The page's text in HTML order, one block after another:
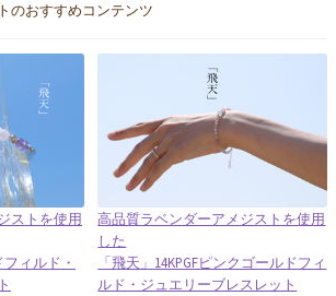
のおすすめコンテンツ
ストを使用
フィルド・
高品質ラベンダーアメジストを使用
した
「飛天」14KPGFピンクゴールドフィ
ルド・ジュエリーブレスレット